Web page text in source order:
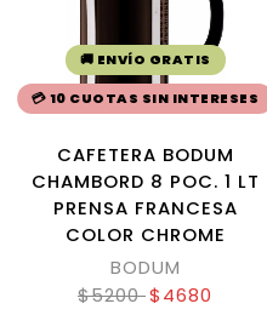
🚚 ENVÍO GRATIS
💳 10 CUOTAS SIN INTERESES
CAFETERA BODUM
CHAMBORD 8 POC. 1 LT
PRENSA FRANCESA
COLOR CHROME
BODUM
$5200 $4680